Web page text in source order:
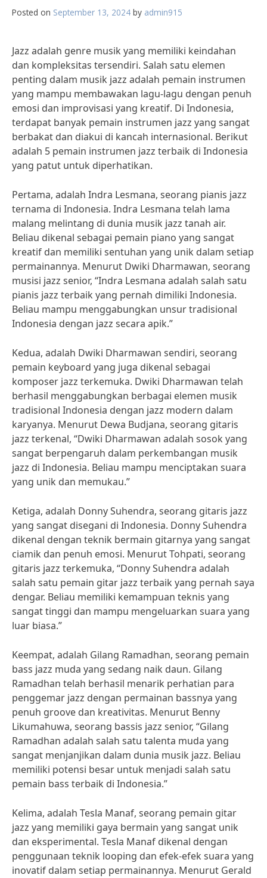
Posted on September 13, 2024 by admin915
Jazz adalah genre musik yang memiliki keindahan
dan kompleksitas tersendiri. Salah satu elemen
penting dalam musik jazz adalah pemain instrumen
yang mampu membawakan lagu-lagu dengan penuh
emosi dan improvisasi yang kreatif. Di Indonesia,
terdapat banyak pemain instrumen jazz yang sangat
berbakat dan diakui di kancah internasional. Berikut
adalah 5 pemain instrumen jazz terbaik di Indonesia
yang patut untuk diperhatikan.
Pertama, adalah Indra Lesmana, seorang pianis jazz
ternama di Indonesia. Indra Lesmana telah lama
malang melintang di dunia musik jazz tanah air.
Beliau dikenal sebagai pemain piano yang sangat
kreatif dan memiliki sentuhan yang unik dalam setiap
permainannya. Menurut Dwiki Dharmawan, seorang
musisi jazz senior, “Indra Lesmana adalah salah satu
pianis jazz terbaik yang pernah dimiliki Indonesia.
Beliau mampu menggabungkan unsur tradisional
Indonesia dengan jazz secara apik.”
Kedua, adalah Dwiki Dharmawan sendiri, seorang
pemain keyboard yang juga dikenal sebagai
komposer jazz terkemuka. Dwiki Dharmawan telah
berhasil menggabungkan berbagai elemen musik
tradisional Indonesia dengan jazz modern dalam
karyanya. Menurut Dewa Budjana, seorang gitaris
jazz terkenal, “Dwiki Dharmawan adalah sosok yang
sangat berpengaruh dalam perkembangan musik
jazz di Indonesia. Beliau mampu menciptakan suara
yang unik dan memukau.”
Ketiga, adalah Donny Suhendra, seorang gitaris jazz
yang sangat disegani di Indonesia. Donny Suhendra
dikenal dengan teknik bermain gitarnya yang sangat
ciamik dan penuh emosi. Menurut Tohpati, seorang
gitaris jazz terkemuka, “Donny Suhendra adalah
salah satu pemain gitar jazz terbaik yang pernah saya
dengar. Beliau memiliki kemampuan teknis yang
sangat tinggi dan mampu mengeluarkan suara yang
luar biasa.”
Keempat, adalah Gilang Ramadhan, seorang pemain
bass jazz muda yang sedang naik daun. Gilang
Ramadhan telah berhasil menarik perhatian para
penggemar jazz dengan permainan bassnya yang
penuh groove dan kreativitas. Menurut Benny
Likumahuwa, seorang bassis jazz senior, “Gilang
Ramadhan adalah salah satu talenta muda yang
sangat menjanjikan dalam dunia musik jazz. Beliau
memiliki potensi besar untuk menjadi salah satu
pemain bass terbaik di Indonesia.”
Kelima, adalah Tesla Manaf, seorang pemain gitar
jazz yang memiliki gaya bermain yang sangat unik
dan eksperimental. Tesla Manaf dikenal dengan
penggunaan teknik looping dan efek-efek suara yang
inovatif dalam setiap permainannya. Menurut Gerald